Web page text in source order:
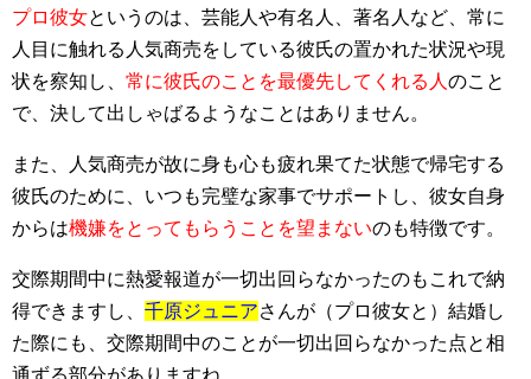
プロ彼女というのは、芸能人や有名人、著名人など、常に
人目に触れる人気商売をしている彼氏の置かれた状況や現
状を察知し、 常に彼氏のことを最優先してくれる人 のこと
で、決して出しゃばるようなことはありません。
また、人気商売が故に身も心も疲れ果てた状態で帰宅する
彼氏のために、いつも完璧な家事でサポートし、彼女自身
からは機嫌をとってもらうことを望まないのも特徴です。
交際期間中に熱愛報道が一切出回らなかったのもこれで納
得できますし、 千原ジュニアさんが（プロ彼女と）結婚し
た際にも、交際期間中のことが一切出回らなかった点と相
通ずる部分がありますね。